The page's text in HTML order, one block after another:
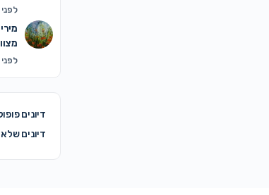
לפני 1 יום, 4 שעות
מירי
לפני 1 יום, 4 שעות
דיונים
דיונים שלא